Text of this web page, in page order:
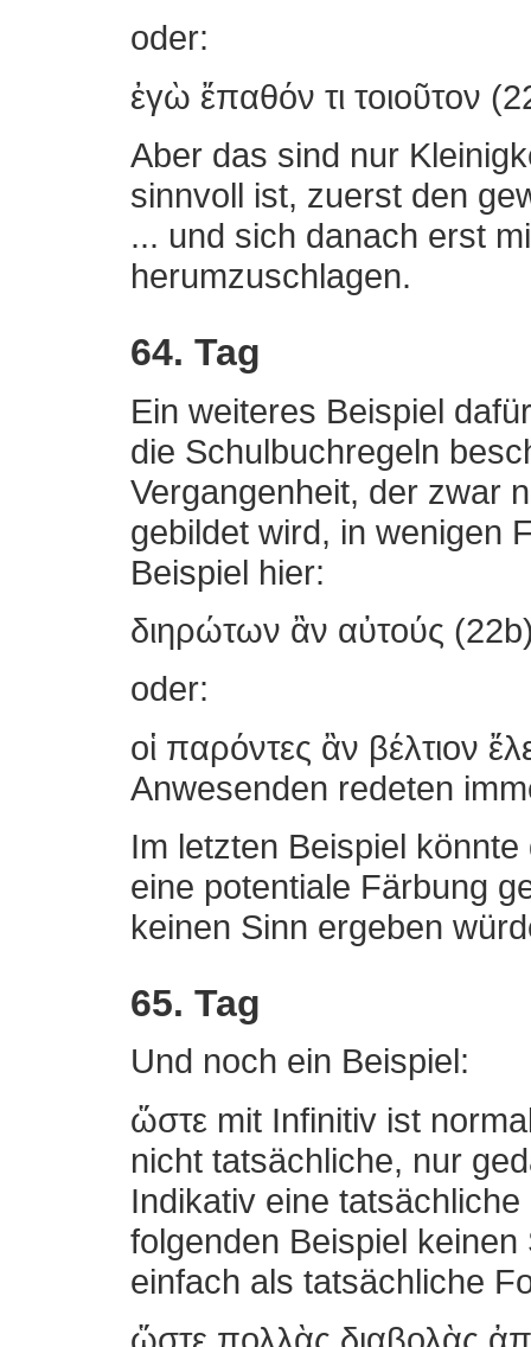
oder:
ἐγὼ ἔπαθόν τι τοιοῦτον
Aber das sind nur
sinnvoll ist, zuerst den
... und sich danach erst
herumzuschlagen.
64. Tag
Ein weiteres Beispiel
die Schulbuchregeln
Vergangenheit, der zwar
gebildet wird, in wenigen
Beispiel hier:
διηρώτων ἂν αὐτούς
oder:
οἱ παρόντες ἂν βέλτιον
Anwesenden redeten
Im letzten Beispiel
eine potentiale Färbung
keinen Sinn ergeben
65. Tag
Und noch ein Beispiel:
ὥστε mit Infinitiv ist
nicht tatsächliche, nur
Indikativ eine
folgenden Beispiel
einfach als tatsächliche